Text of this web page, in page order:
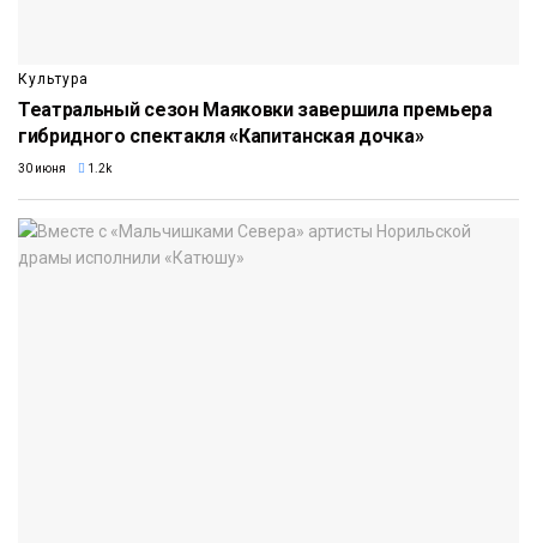
Культура
Театральный сезон Маяковки завершила премьера
гибридного спектакля «Капитанская дочка»
30 июня 1.2k